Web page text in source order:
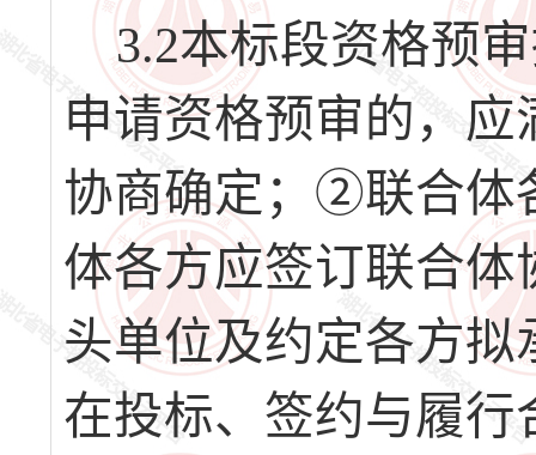
3.2本标段资格预
申请资格预审的，
协商确定；②联合体
体各方应签订联合
头单位及约定各方
在投标、签约与履